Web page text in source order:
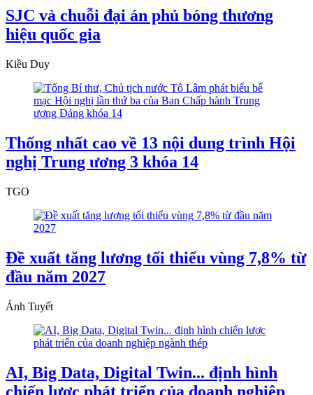
SJC và chuỗi đại án phủ bóng thương
hiệu quốc gia
Kiều Duy
Thống nhất cao về 13 nội dung trình Hội
nghị Trung ương 3 khóa 14
TGO
Đề xuất tăng lương tối thiểu vùng 7,8% từ
đầu năm 2027
Ánh Tuyết
AI, Big Data, Digital Twin... định hình
chiến lược phát triển của doanh nghiệp